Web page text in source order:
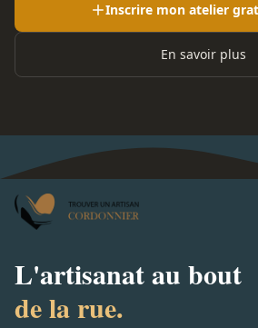
Inscrire mon atelier
En savoir plus
L'artisanat au bout
de la rue.